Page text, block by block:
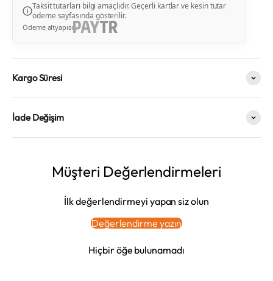
Taksit tutarları bilgi amaçlıdır. Geçerli kartlar ve kesin tutar
ödeme sayfasında gösterilir.
Ödeme altyapısı
Kargo Süresi
İade Değişim
Müşteri Değerlendirmeleri
İlk değerlendirmeyi yapan siz olun
Değerlendirme yazın
Hiçbir öğe bulunamadı